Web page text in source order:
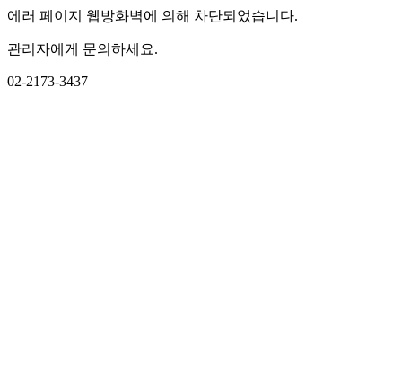
에러 페이지 웹방화벽에 의해 차단되었습니다.
관리자에게 문의하세요.
02-2173-3437